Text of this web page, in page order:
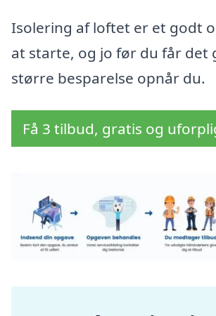
Isolering af loftet er et godt
at starte, og jo før du får det
større besparelse opnår du.
Få 3 tilbud, gratis og